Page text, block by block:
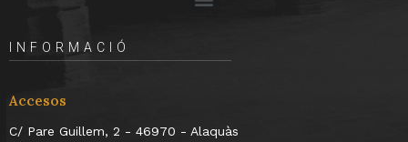
INFORMACIÓ
Accesos
C/ Pare Guillem, 2 - 46970 - Alaquàs